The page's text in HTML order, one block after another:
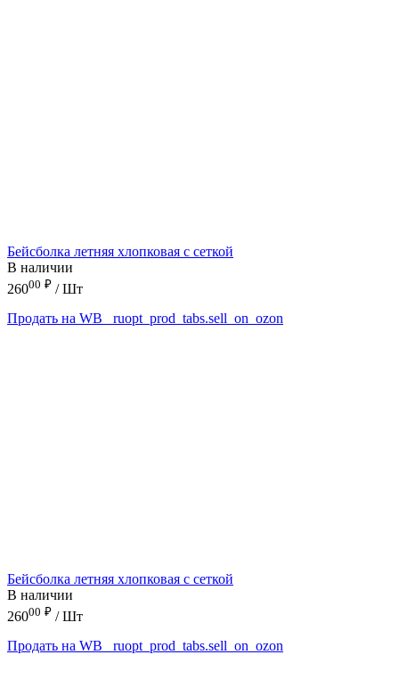
Бейсболка летняя хлопковая с сеткой
В наличии
26000 ₽ / Шт
Продать на WB
_ruopt_prod_tabs.sell_on_ozon
Бейсболка летняя хлопковая с сеткой
В наличии
26000 ₽ / Шт
Продать на WB
_ruopt_prod_tabs.sell_on_ozon